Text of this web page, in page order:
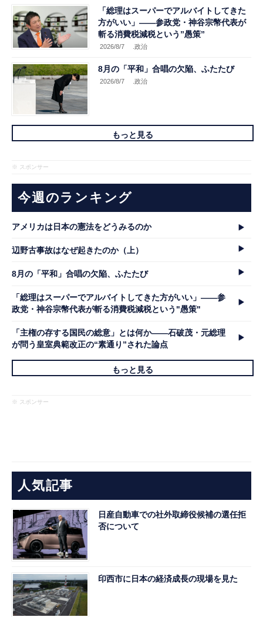
「総理はスーパーでアルバイトしてきた
方がいい」――参政党・神谷宗幣代表が
斬る消費税減税という”愚策”
2026/8/7 .政治
8月の「平和」合唱の欠陥、ふたたび
2026/8/7 .政治
もっと見る
※ スポンサー
今週のランキング
アメリカは日本の憲法をどうみるのか
辺野古事故はなぜ起きたのか（上）
8月の「平和」合唱の欠陥、ふたたび
「総理はスーパーでアルバイトしてきた方がいい」――参
政党・神谷宗幣代表が斬る消費税減税という"愚策"
「主権の存する国民の総意」とは何か――石破茂・元総理
が問う皇室典範改正の“素通り”された論点
もっと見る
※ スポンサー
人気記事
日産自動車での社外取締役候補の選任拒
否について
印西市に日本の経済成長の現場を見た